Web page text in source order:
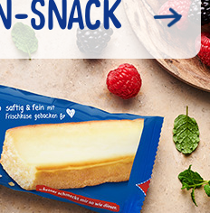
SNACK